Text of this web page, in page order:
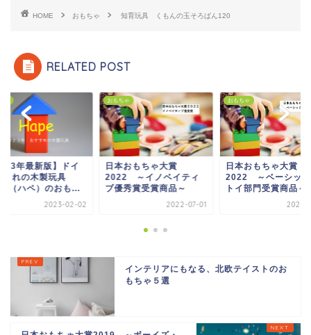
HOME おもちゃ 知育玩具 くもんの玉そろばん120
RELATED POST
年最新版】ドイ
まれの木製玩具
（ハペ）のおも...
2023-02-02
おもちゃ
日本おもちゃ大賞
2022 ～イノベイティ
ブ優秀賞受賞商品～
2022-07-01
おもちゃ
日本おもちゃ大賞
2022 ～ベーシッ
トイ部門受賞商品～
2022-
インテリアにもなる、北欧テイストのお
もちゃ５選